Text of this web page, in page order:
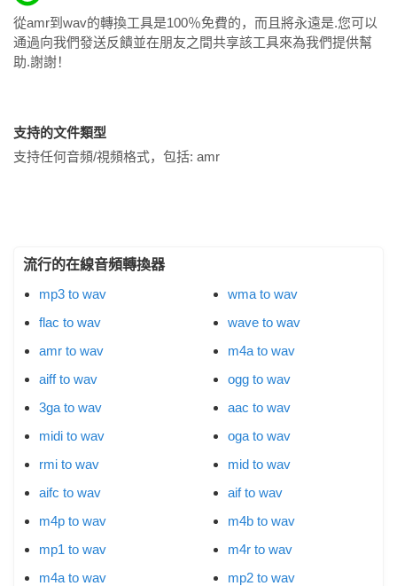
從amr到wav的轉換工具是100％免費的，而且將永遠是.您可以
通過向我們發送反饋並在朋友之間共享該工具來為我們提供幫
助.謝謝！
支持的文件類型
支持任何音頻/視頻格式，包括: amr
流行的在線音頻轉換器
mp3 to wav
flac to wav
amr to wav
aiff to wav
3ga to wav
midi to wav
rmi to wav
aifc to wav
m4p to wav
mp1 to wav
m4a to wav
wma to wav
wave to wav
m4a to wav
ogg to wav
aac to wav
oga to wav
mid to wav
aif to wav
m4b to wav
m4r to wav
mp2 to wav